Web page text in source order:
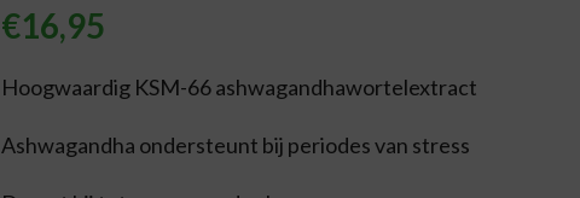
€16,95
Hoogwaardig KSM-66 ashwagandhawortelextract
Ashwagandha ondersteunt bij periodes van stress